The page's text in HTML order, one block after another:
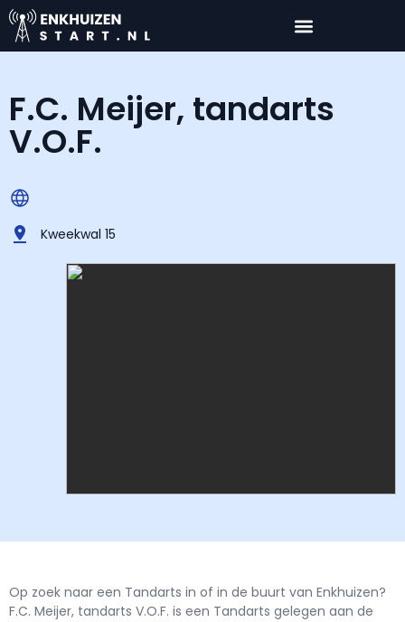
F.C. Meijer, tandarts
V.O.F.
Kweekwal 15
Op zoek naar een Tandarts in of in de buurt van Enkhuizen?
F.C. Meijer, tandarts V.O.F. is een Tandarts gelegen aan de